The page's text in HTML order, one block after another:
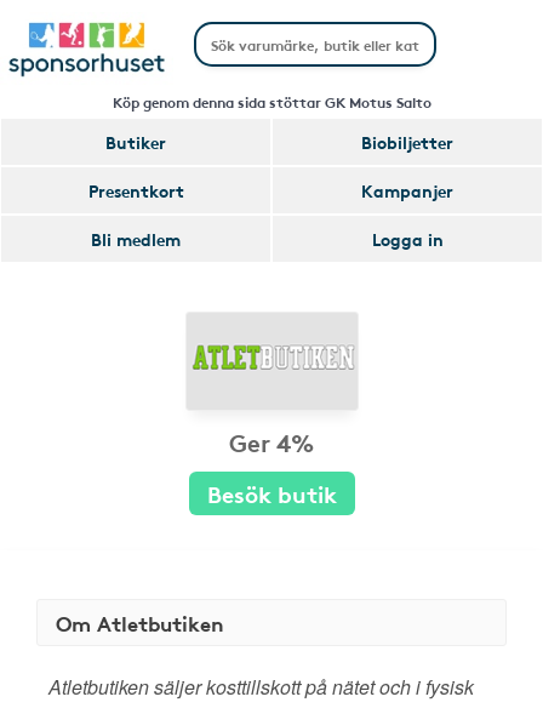
Köp genom denna sida stöttar GK Motus Salto
Butiker
Biobiljetter
Presentkort
Kampanjer
Bli medlem
Logga in
Ger 4%
Besök butik
Om Atletbutiken
Atletbutiken säljer kosttillskott på nätet och i fysisk